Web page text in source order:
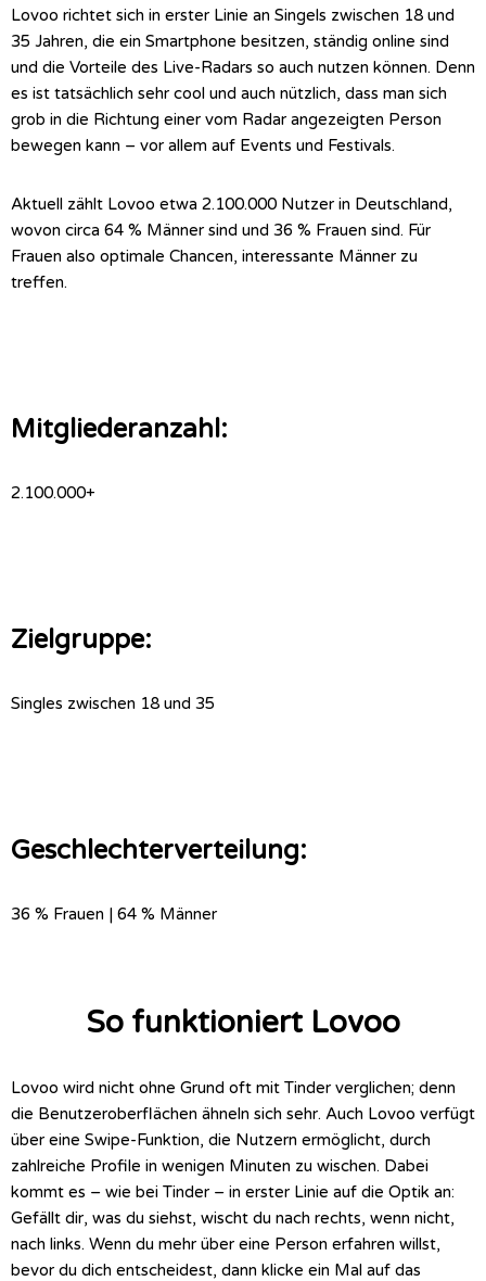
Lovoo richtet sich in erster Linie an Singels zwischen 18 und
35 Jahren, die ein Smartphone besitzen, ständig online sind
und die Vorteile des Live-Radars so auch nutzen können. Denn
es ist tatsächlich sehr cool und auch nützlich, dass man sich
grob in die Richtung einer vom Radar angezeigten Person
bewegen kann – vor allem auf Events und Festivals.
Aktuell zählt Lovoo etwa 2.100.000 Nutzer in Deutschland,
wovon circa 64 % Männer sind und 36 % Frauen sind. Für
Frauen also optimale Chancen, interessante Männer zu
treffen.
Mitgliederanzahl:
2.100.000+
Zielgruppe:
Singles zwischen 18 und 35
Geschlechterverteilung:
36 % Frauen | 64 % Männer
So funktioniert Lovoo
Lovoo wird nicht ohne Grund oft mit Tinder verglichen; denn
die Benutzeroberflächen ähneln sich sehr. Auch Lovoo verfügt
über eine Swipe-Funktion, die Nutzern ermöglicht, durch
zahlreiche Profile in wenigen Minuten zu wischen. Dabei
kommt es – wie bei Tinder – in erster Linie auf die Optik an:
Gefällt dir, was du siehst, wischt du nach rechts, wenn nicht,
nach links. Wenn du mehr über eine Person erfahren willst,
bevor du dich entscheidest, dann klicke ein Mal auf das